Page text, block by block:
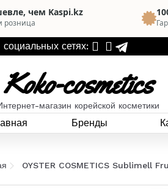
чем Kaspi.kz
розница
сетях:
Koko-cosmetics
магазин корейской косметики
Бренды
OYSTER COSMETICS Sublimell